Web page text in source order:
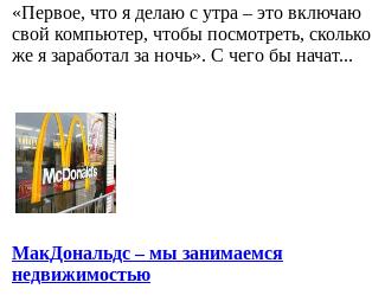
«Первое, что я делаю с утра – это включаю
свой компьютер, чтобы посмотреть, сколько
же я заработал за ночь». С чего бы начат...
МакДональдс – мы занимаемся
недвижимостью